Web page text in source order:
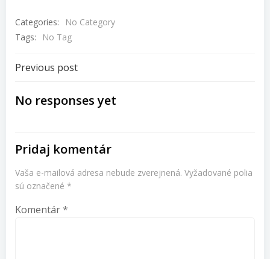
Categories:
No Category
Tags:
No Tag
Navigácia
v
Previous post
No responses yet
Pridaj komentár
Vaša e-mailová adresa nebude zverejnená. Vyžadované polia
sú označené *
Komentár*